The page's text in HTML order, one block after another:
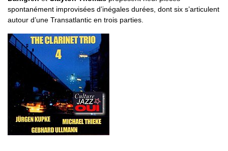
spontanément improvisées d’inégales durées, dont six s’articulent
autour d’une Transatlantic en trois parties.